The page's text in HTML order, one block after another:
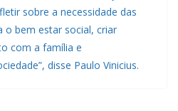
sobre a necessidade das
o bem estar social, criar
com a família e
disse Paulo Vinicius.